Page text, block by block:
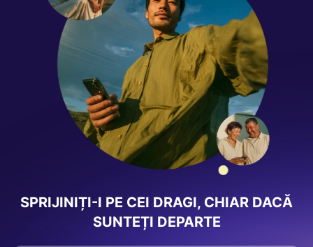
SPRIJINIȚI-I PE CEI DRAGI, CHIAR DACĂ
SUNTEȚI DEPARTE